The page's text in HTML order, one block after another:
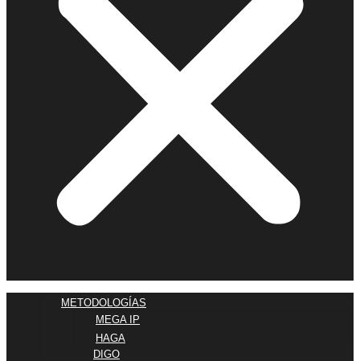
METODOLOGÍAS
MEGA IP
HAGA
DIGO